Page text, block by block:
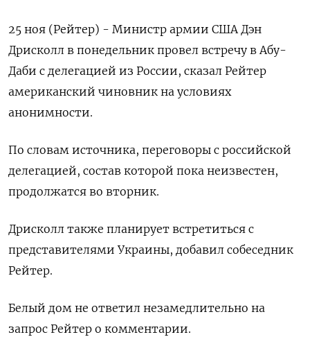
25 ноя (Рейтер) - Министр армии США Дэн
Дрисколл в понедельник провел встречу в Абу-
Даби с делегацией из России, сказал Рейтер
американский чиновник на условиях
анонимности.
По словам источника, переговоры с российской
делегацией, состав которой пока неизвестен,
продолжатся во вторник.
Дрисколл также планирует встретиться с
представителями Украины, добавил собеседник
Рейтер.
Белый дом не ответил незамедлительно на
запрос Рейтер о комментарии.